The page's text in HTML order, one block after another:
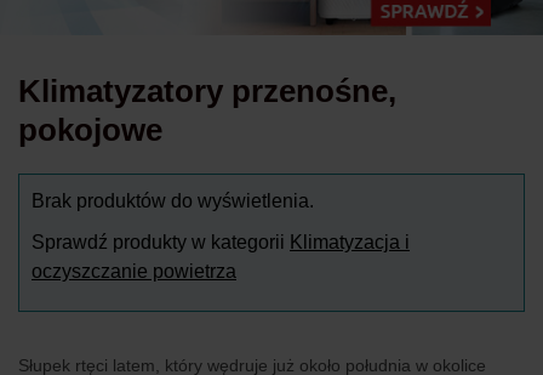
Klimatyzatory przenośne,
pokojowe
Brak produktów do wyświetlenia.
Sprawdź produkty w kategorii Klimatyzacja i
oczyszczanie powietrza
Słupek rtęci latem, który wędruje już około południa w okolice